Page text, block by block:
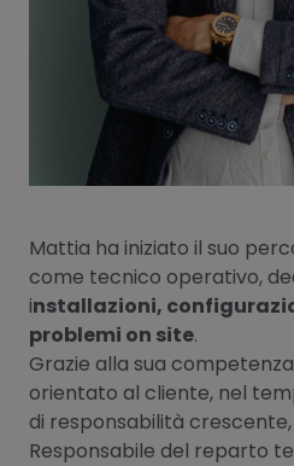
Mattia ha iniziato il suo
come tecnico operativo,
installazioni,
problemi on site.
Grazie alla sua
orientato al cliente, nel
di responsabilità
Responsabile del reparto